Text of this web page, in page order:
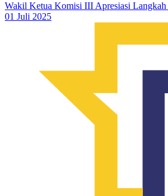
Wakil Ketua Komisi III Apresiasi Langkah
01 Juli 2025